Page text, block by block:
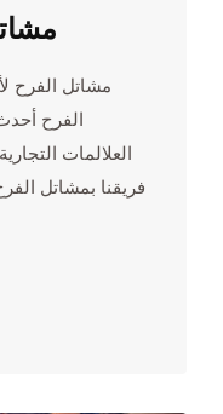
مشاتل الفرح
الفرح
العلالمات
فريقنا بمشاتل